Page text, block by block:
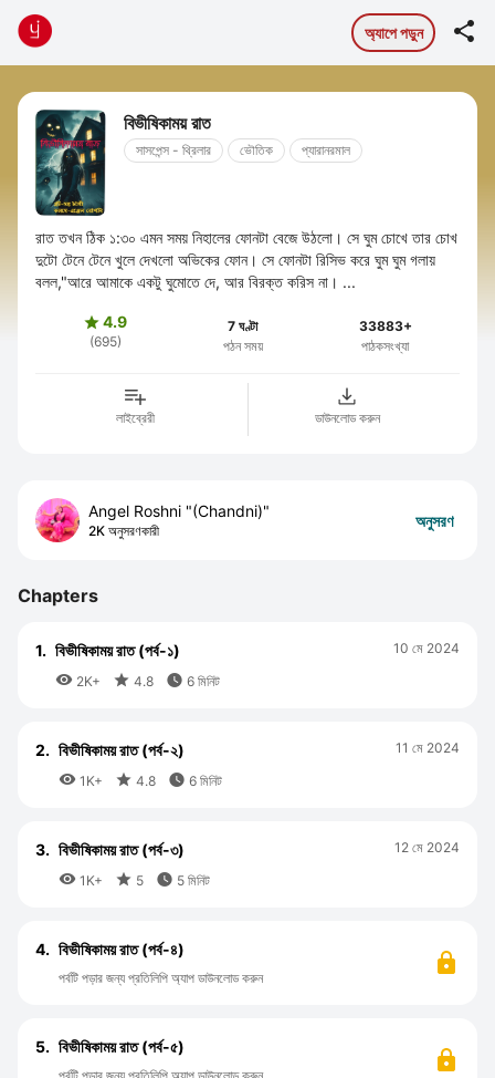
অ্যাপে পড়ুন 
বিভীষিকাময় রাত
সাসপেন্স - থ্রিলার ভৌতিক প্যারানরমাল
রাত তখন ঠিক ১:৩০ এমন সময় নিহালের ফোনটা বেজে উঠলো। সে ঘুম চোখে তার চোখ
দুটো টেনে টেনে খুলে দেখলো অভিকের ফোন। সে ফোনটা রিসিভ করে ঘুম ঘুম গলায়
বলল,"আরে আমাকে একটু ঘুমোতে দে, আর বিরক্ত করিস না। ...
 4.9
(695)
7 ঘণ্টা
পঠন সময়
33883+
পাঠকসংখ্যা
লাইব্রেরী ডাউনলোড করুন
Angel Roshni "(Chandni)"
2K অনুসরণকারী
অনুসরণ
Chapters
1. বিভীষিকাময় রাত (পর্ব-১)
 2K+  4.8  6 মিনিট
10 মে 2024
2. বিভীষিকাময় রাত (পর্ব-২)
 1K+  4.8  6 মিনিট
11 মে 2024
3. বিভীষিকাময় রাত (পর্ব-৩)
 1K+  5  5 মিনিট
12 মে 2024
4. বিভীষিকাময় রাত (পর্ব-৪)
পর্বটি পড়ার জন্য প্রতিলিপি অ্যাপ ডাউনলোড করুন
5. বিভীষিকাময় রাত (পর্ব-৫)